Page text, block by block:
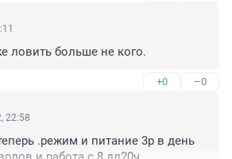
ловить больше не кого.
+0 –0
22:58
.режим и питание 3р в день